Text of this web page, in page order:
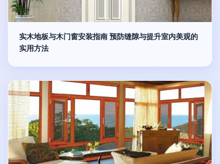
实木地板与木门窗安装指南 预防缝隙与提升室内美观的
实用方法